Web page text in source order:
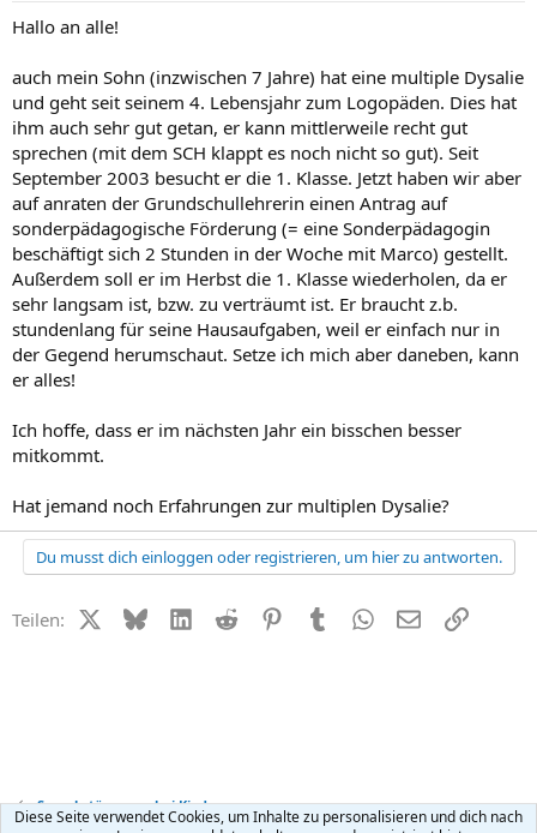
Hallo an alle!
auch mein Sohn (inzwischen 7 Jahre) hat eine multiple Dysalie
und geht seit seinem 4. Lebensjahr zum Logopäden. Dies hat
ihm auch sehr gut getan, er kann mittlerweile recht gut
sprechen (mit dem SCH klappt es noch nicht so gut). Seit
September 2003 besucht er die 1. Klasse. Jetzt haben wir aber
auf anraten der Grundschullehrerin einen Antrag auf
sonderpädagogische Förderung (= eine Sonderpädagogin
beschäftigt sich 2 Stunden in der Woche mit Marco) gestellt.
Außerdem soll er im Herbst die 1. Klasse wiederholen, da er
sehr langsam ist, bzw. zu verträumt ist. Er braucht z.b.
stundenlang für seine Hausaufgaben, weil er einfach nur in
der Gegend herumschaut. Setze ich mich aber daneben, kann
er alles!
Ich hoffe, dass er im nächsten Jahr ein bisschen besser
mitkommt.
Hat jemand noch Erfahrungen zur multiplen Dysalie?
Du musst dich einloggen oder registrieren, um hier zu antworten.
Teilen: X (Twitter)
BlueskyLinkedIn
Reddit PinterestTumblr WhatsApp
E-MailLink
Sprachstörungen bei Kindern
Diese Seite verwendet Cookies, um Inhalte zu personalisieren und dich nach